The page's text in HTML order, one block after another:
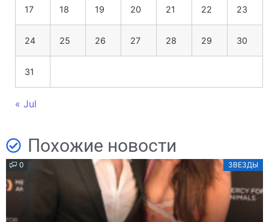
17 18 19 20 21 22 23
24 25 26 27 28 29 30
31
« Jul
Похожие новости
0 ЗВЕЗДЫ